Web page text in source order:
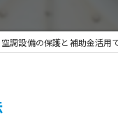
空調設備の保護と補助金活用